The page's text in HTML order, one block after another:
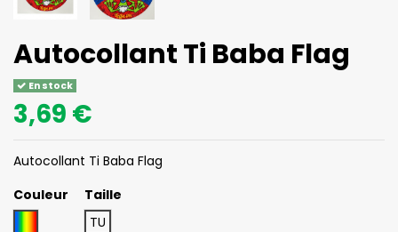
Autocollant Ti Baba Flag
En stock
3,69 €
Autocollant Ti Baba Flag
Couleur
Taille
TU